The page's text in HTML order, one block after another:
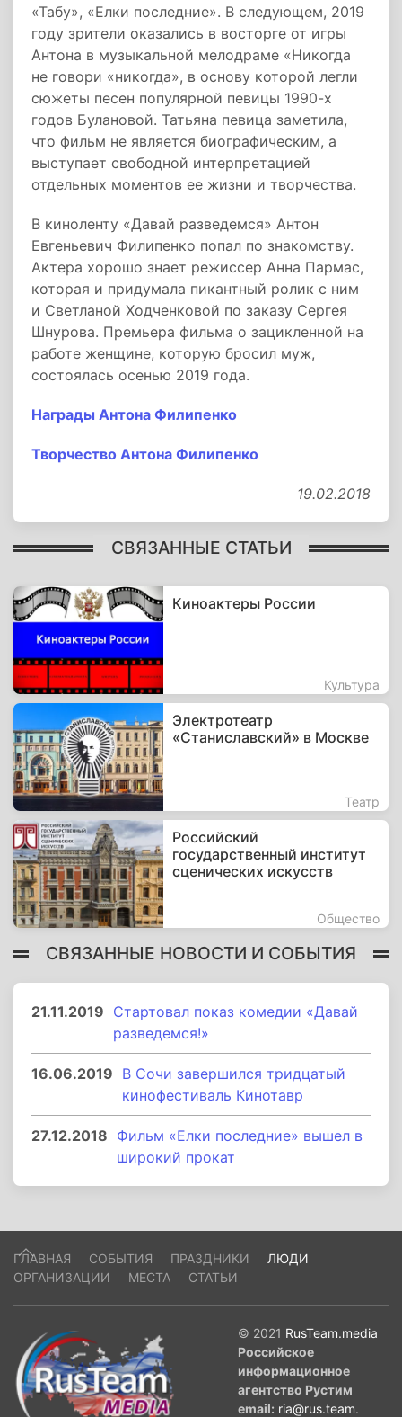
«Табу», «Елки последние». В следующем, 2019
году зрители оказались в восторге от игры
Антона в музыкальной мелодраме «Никогда
не говори «никогда», в основу которой легли
сюжеты песен популярной певицы 1990-х
годов Булановой. Татьяна певица заметила,
что фильм не является биографическим, а
выступает свободной интерпретацией
отдельных моментов ее жизни и творчества.
В киноленту «Давай разведемся» Антон
Евгеньевич Филипенко попал по знакомству.
Актера хорошо знает режиссер Анна Пармас,
которая и придумала пикантный ролик с ним
и Светланой Ходченковой по заказу Сергея
Шнурова. Премьера фильма о зацикленной на
работе женщине, которую бросил муж,
состоялась осенью 2019 года.
Награды Антона Филипенко
Творчество Антона Филипенко
19.02.2018
СВЯЗАННЫЕ СТАТЬИ
Киноактеры России
Культура
Электротеатр
«Станиславский» в Москве
Театр
Российский
государственный институт
сценических искусств
Общество
СВЯЗАННЫЕ НОВОСТИ И СОБЫТИЯ
21.11.2019 Стартовал показ комедии «Давай
разведемся!»
16.06.2019 В Сочи завершился тридцатый
кинофестиваль Кинотавр
27.12.2018 Фильм «Елки последние» вышел в
широкий прокат
ГЛАВНАЯ СОБЫТИЯ ПРАЗДНИКИ
ЛЮДИ
ОРГАНИЗАЦИИ
МЕСТА СТАТЬИ
© 2021 RusTeam.media
Российское
информационное
агентство Рустим
email: ria@rus.team.